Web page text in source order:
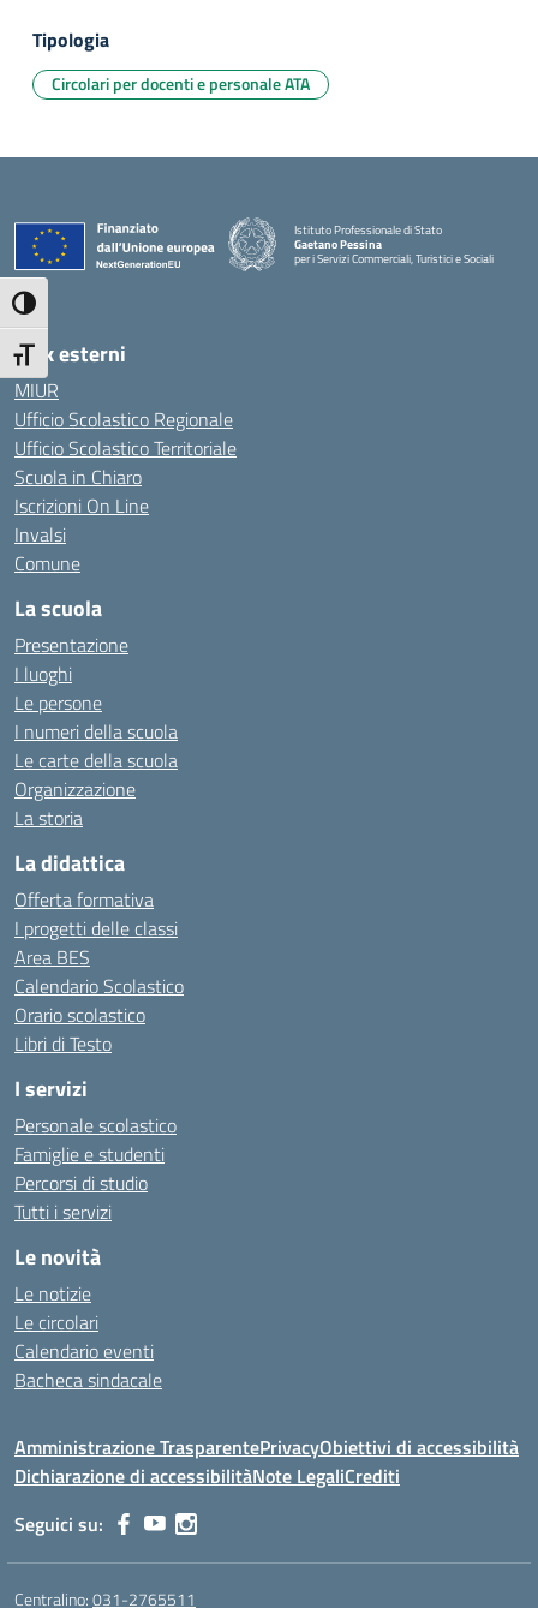
Attiva/disattiva alto contrasto
Attiva/disattiva dimensione testo
Tipologia
Circolari per docenti e personale ATA
Istituto Professionale di Stato
Gaetano Pessina
per i Servizi Commerciali, Turistici e Sociali
— Visita la pagina iniziale della scuola
Link esterni
MIUR
Ufficio Scolastico Regionale
Ufficio Scolastico Territoriale
Scuola in Chiaro
Iscrizioni On Line
Invalsi
Comune
La scuola
Presentazione
I luoghi
Le persone
I numeri della scuola
Le carte della scuola
Organizzazione
La storia
La didattica
Offerta formativa
I progetti delle classi
Area BES
Calendario Scolastico
Orario scolastico
Libri di Testo
I servizi
Personale scolastico
Famiglie e studenti
Percorsi di studio
Tutti i servizi
Le novità
Le notizie
Le circolari
Calendario eventi
Bacheca sindacale
Amministrazione TrasparentePrivacyObiettivi di accessibilità
Dichiarazione di accessibilitàNote LegaliCrediti
Seguici su:
Centralino:031-2765511